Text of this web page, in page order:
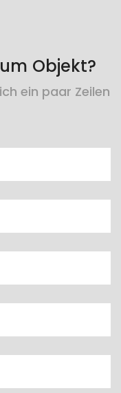
Objekt?
ein paar Zeilen